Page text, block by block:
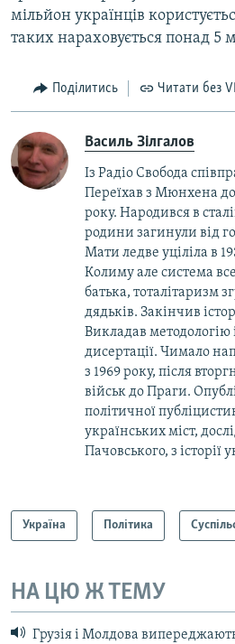
мільйон українців
таких нараховується понад 5
Поділитись Читати без
Василь Зілгалов
Із Радіо Свобода
Переїхав з Мюнхена до
року. Народився в
родини загинули від
Мати ледве уціліла в
Колиму але система
батька, тоталітаризм
дядьків. Закінчив
Викладав методологію
дисертації. Чимало
з 1969 року, після
військ до Праги.
політичної
українських міст,
Пачовського, з історії
Україна Політика
НА ЦЮ Ж ТЕМУ
Грузія і Молдова